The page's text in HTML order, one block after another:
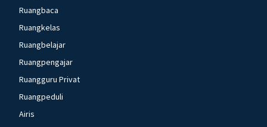
Ruangbaca
Ruangkelas
Ruangbelajar
Ruangpengajar
Ruangguru Privat
Ruangpeduli
Airis